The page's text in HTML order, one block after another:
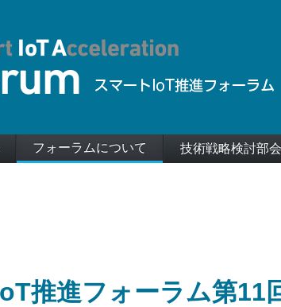
フォーラムについて 技術戦略検討部会
推進フォーラム第11